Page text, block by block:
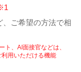
、ご希望の方法で相
、AI面接官などは、
用いただける機能